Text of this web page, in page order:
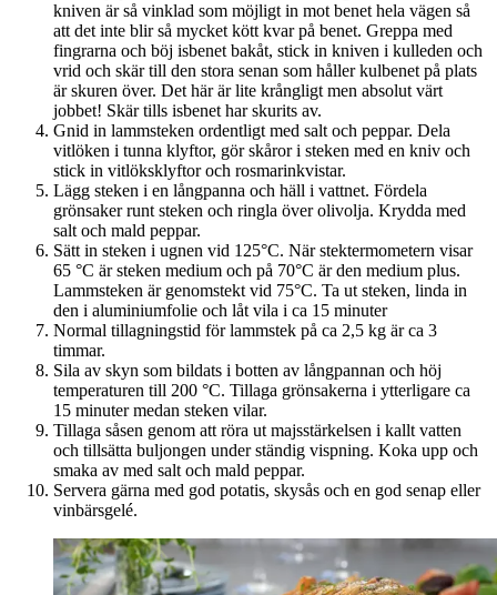
kniven är så vinklad som möjligt in mot benet hela vägen så
att det inte blir så mycket kött kvar på benet. Greppa med
fingrarna och böj isbenet bakåt, stick in kniven i kulleden och
vrid och skär till den stora senan som håller kulbenet på plats
är skuren över. Det här är lite krångligt men absolut värt
jobbet! Skär tills isbenet har skurits av.
Gnid in lammsteken ordentligt med salt och peppar. Dela
vitlöken i tunna klyftor, gör skåror i steken med en kniv och
stick in vitlöksklyftor och rosmarinkvistar.
Lägg steken i en långpanna och häll i vattnet. Fördela
grönsaker runt steken och ringla över olivolja. Krydda med
salt och mald peppar.
Sätt in steken i ugnen vid 125°C. När stektermometern visar
65 °C är steken medium och på 70°C är den medium plus.
Lammsteken är genomstekt vid 75°C. Ta ut steken, linda in
den i aluminiumfolie och låt vila i ca 15 minuter
Normal tillagningstid för lammstek på ca 2,5 kg är ca 3
timmar.
Sila av skyn som bildats i botten av långpannan och höj
temperaturen till 200 °C. Tillaga grönsakerna i ytterligare ca
15 minuter medan steken vilar.
Tillaga såsen genom att röra ut majsstärkelsen i kallt vatten
och tillsätta buljongen under ständig vispning. Koka upp och
smaka av med salt och mald peppar.
Servera gärna med god potatis, skysås och en god senap eller
vinbärsgelé.